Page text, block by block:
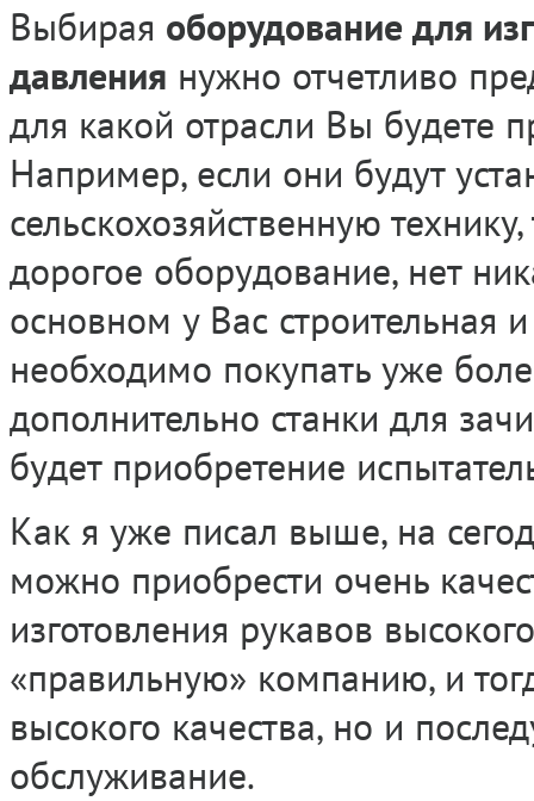
Выбирая оборудование для
давления нужно отчетливо
для какой отрасли Вы будете
Например, если они будут
сельскохозяйственную
дорогое оборудование, нет
основном у Вас строительная
необходимо покупать уже
дополнительно станки для
будет приобретение
Как я уже писал выше, на
можно приобрести очень
изготовления рукавов
«правильную» компанию, и
высокого качества, но и
обслуживание.